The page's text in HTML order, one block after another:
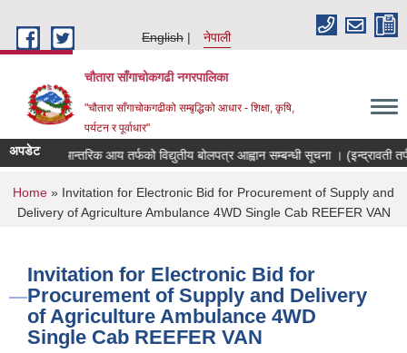
English
नेपाली
चौतारा साँगाचोकगढी नगरपालिका
"चौतारा साँगाचोकगढीको सम्बृद्धिको आधार - शिक्षा, कृषि,
पर्यटन र पूर्वाधार"
अपडेट आन्तरिक आय तर्फको विद्युतीय बोलपत्र आह्वान सम्बन्धी सूचना । (इन्द्रावती तर्फ)
You are here
Home » Invitation for Electronic Bid for Procurement of Supply and
Delivery of Agriculture Ambulance 4WD Single Cab REEFER VAN
Invitation for Electronic Bid for
Procurement of Supply and Delivery
of Agriculture Ambulance 4WD
Single Cab REEFER VAN